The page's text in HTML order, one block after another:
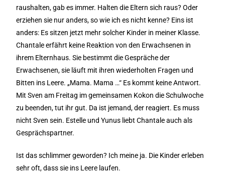
raushalten, gab es immer. Halten die Eltern sich raus? Oder
erziehen sie nur anders, so wie ich es nicht kenne? Eins ist
anders: Es sitzen jetzt mehr solcher Kinder in meiner Klasse.
Chantale erfährt keine Reaktion von den Erwachsenen in
ihrem Elternhaus. Sie bestimmt die Gespräche der
Erwachsenen, sie läuft mit ihren wiederholten Fragen und
Bitten ins Leere. „Mama. Mama …“ Es kommt keine Antwort.
Mit Sven am Freitag im gemeinsamen Kokon die Schulwoche
zu beenden, tut ihr gut. Da ist jemand, der reagiert. Es muss
nicht Sven sein. Estelle und Yunus liebt Chantale auch als
Gesprächspartner.
Ist das schlimmer geworden? Ich meine ja. Die Kinder erleben
sehr oft, dass sie ins Leere laufen.